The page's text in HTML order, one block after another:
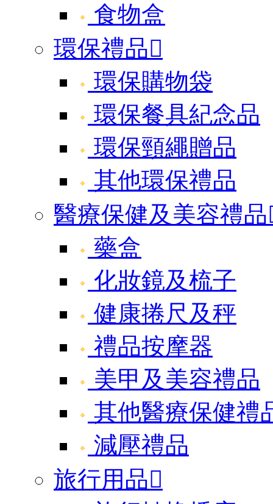
食物盒
環保禮品
環保購物袋
環保餐具紀念品
環保頸繩贈品
其他環保禮品
醫療保健及美容禮品
藥盒
化妝鏡及梳子
健康捲尺及秤
禮品按摩器
美甲及美容禮品
其他醫療保健禮
減壓禮品
旅行用品